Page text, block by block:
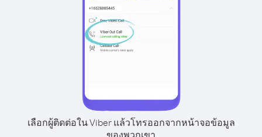
เลือกผู้ติดต่อใน Viber แล้วโทรออกจากหน้าจอข้อมูล
ของพวกเขา